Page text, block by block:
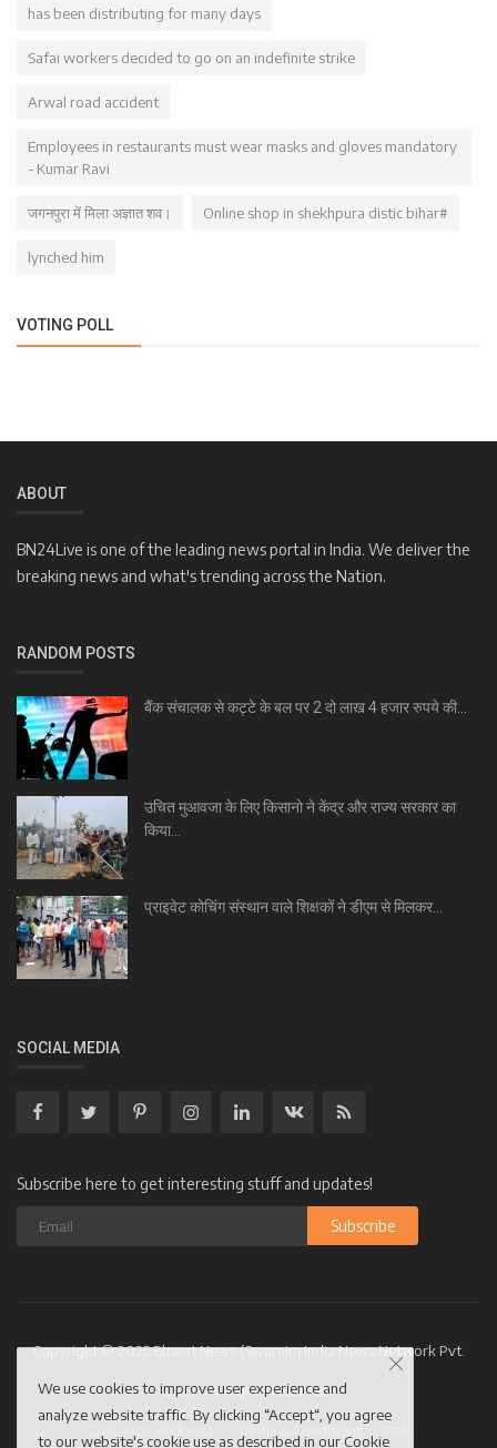
has been distributing for many days
Safai workers decided to go on an indefinite strike
Arwal road accident
Employees in restaurants must wear masks and gloves mandatory
- Kumar Ravi
जगनपुरा में मिला अज्ञात शव। Online shop in shekhpura distic bihar#
lynched him
VOTING POLL
ABOUT
BN24Live is one of the leading news portal in India. We deliver the
breaking news and what's trending across the Nation.
RANDOM POSTS
बैंक संचालक से कट्टे के बल पर 2 दो लाख 4 हजार रुपये की...
उचित मुआवजा के लिए किसानो ने केंद्र और राज्य सरकार का
किया...
प्राइवेट कोचिंग संस्थान वाले शिक्षकों ने डीएम से मिलकर...
SOCIAL MEDIA
Subscribe here to get interesting stuff and updates!
Subscribe
Copyright © 2025 Bharat News (Swarnim India News Network Pvt.
Ltd.)- All Rights Reserved.
We use cookies to improve user experience and
analyze website traffic. By clicking “Accept“, you agree
to our website's cookie use as described in ourCookie